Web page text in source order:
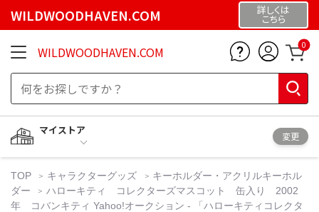
WILDWOODHAVEN.COM 詳しくは
こちら
WILDWOODHAVEN.COM 0
マイストア
変更
TOP キャラクターグッズ
キーホルダー・アクリルキーホル
ダー
ハローキティ コレクターズマスコット 缶入り 2002
年 コバンキティ Yahoo!オークション - 「ハローキティコレクタ